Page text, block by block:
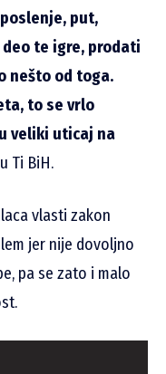
put,
te igre, prodati
nešto od toga.
to se vrlo
veliki uticaj na
Ti BiH.
vlasti zakon
jer nije dovoljno
pa se zato i malo